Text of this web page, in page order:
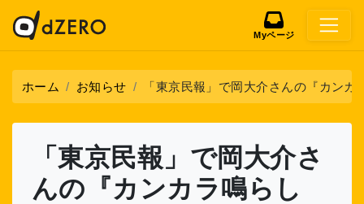
Myページ
ホーム お知らせ 「東京民報」で岡大介さんの『カン
「東京民報」で岡大介さ
んの『カンカラ鳴らし